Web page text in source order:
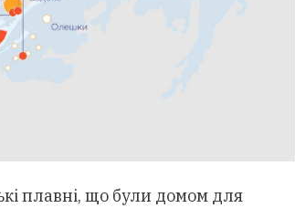
плавні, що були домом для